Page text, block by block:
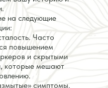
на следующие
Часто
повышением
и скрытыми
которые мешают
симптомы.